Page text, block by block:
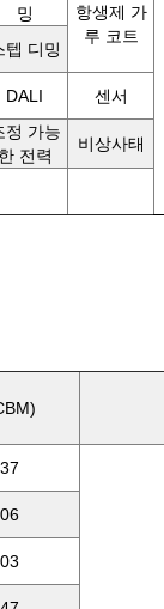
밍
항생제 가
루 코트
텝 디밍
DALI
센서
정 가능
전력
비상사태